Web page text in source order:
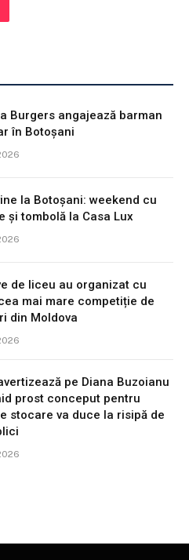
Burgers angajează barman
în Botoșani
la Botoșani: weekend cu
și tombolă la Casa Lux
de liceu au organizat cu
mai mare competiție de
din Moldova
pe Diana Buzoianu
prost conceput pentru
stocare va duce la risipă de